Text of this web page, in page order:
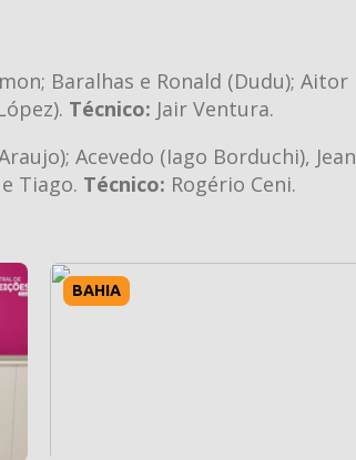
Baralhas e Ronald (Dudu); Aitor
Técnico: Jair Ventura.
Acevedo (Iago Borduchi), Jean
Tiago. Técnico: Rogério Ceni.
BAHIA